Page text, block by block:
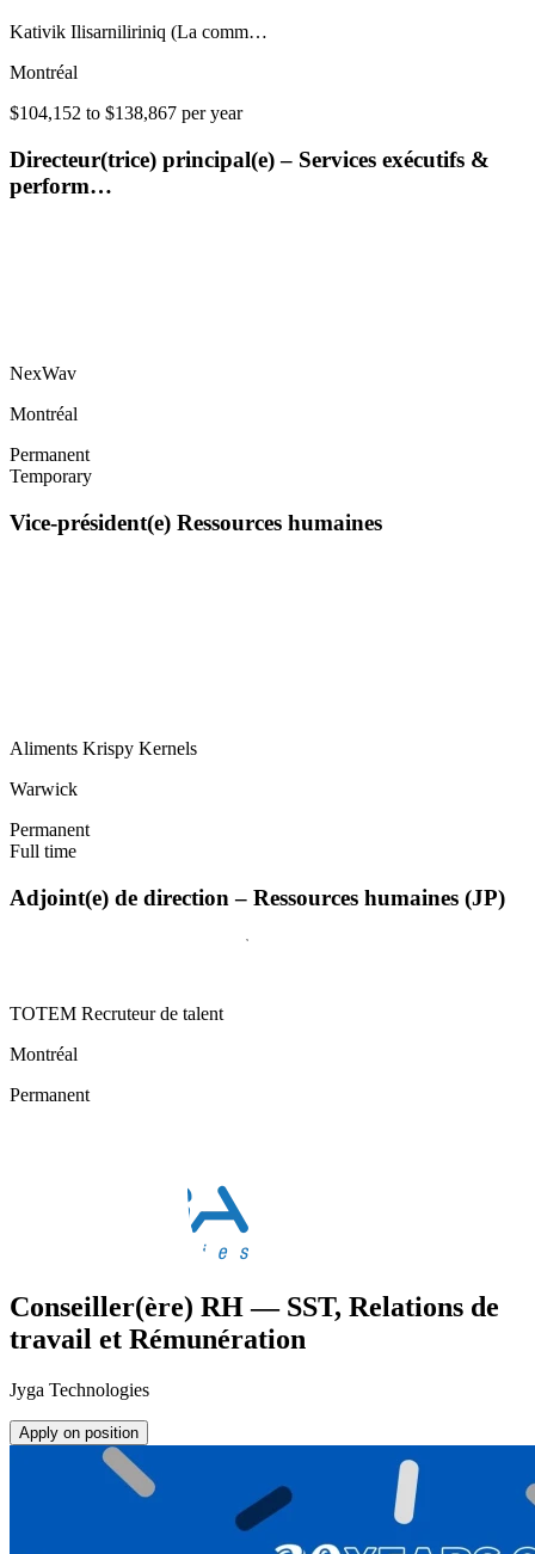
Kativik Ilisarniliriniq (La comm…
Montréal
$104,152 to $138,867 per year
Directeur(trice) principal(e) – Services exécutifs &
perform…
NexWav
Montréal
Permanent
Temporary
Vice-président(e) Ressources humaines
Aliments Krispy Kernels
Warwick
Permanent
Full time
Adjoint(e) de direction – Ressources humaines (JP)
TOTEM Recruteur de talent
Montréal
Permanent
Conseiller(ère) RH — SST, Relations de
travail et Rémunération
Jyga Technologies
Apply on position